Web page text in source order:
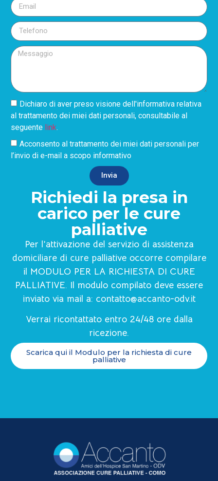
Dichiaro di aver preso visione dell'informativa relativa
al trattamento dei miei dati personali, consultabile al
seguente link.
Acconsento al trattamento dei miei dati personali per
l’invio di e-mail a scopo informativo
Invia
Richiedi la presa in
carico per le cure
palliative
Per l’attivazione del servizio di assistenza
domiciliare di cure palliative occorre compilare
il MODULO PER LA RICHIESTA DI CURE
PALLIATIVE. Il modulo compilato deve essere
inviato via mail a: contatto@accanto-odv.it
Verrai ricontattato entro 24/48 ore dalla
ricezione.
Scarica qui il Modulo per la richiesta di cure
palliative